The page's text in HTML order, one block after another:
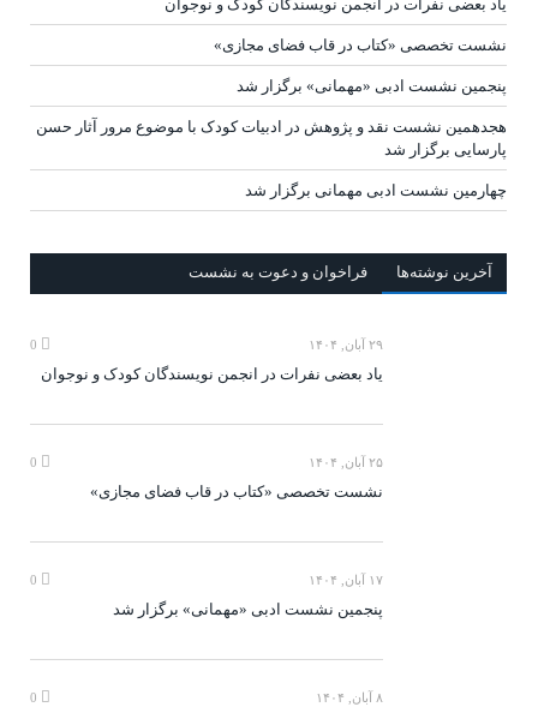
یاد بعضی نفرات در انجمن نویسندگان کودک و نوجوان
نشست تخصصی «کتاب در قاب فضای مجازی»
پنجمین نشست ادبی «مهمانی» برگزار شد
هجدهمین نشست نقد و پژوهش در ادبیات کودک با موضوع مرور آثار حسن
پارسایی برگزار شد
چهارمین نشست ادبی مهمانی برگزار شد
آخرين‌ نوشته‌ها فراخوان و دعوت به نشست
۲۹ آبان, ۱۴۰۴
یاد بعضی نفرات در انجمن نویسندگان کودک و نوجوان
۲۵ آبان, ۱۴۰۴
نشست تخصصی «کتاب در قاب فضای مجازی»
۱۷ آبان, ۱۴۰۴
پنجمین نشست ادبی «مهمانی» برگزار شد
۸ آبان, ۱۴۰۴